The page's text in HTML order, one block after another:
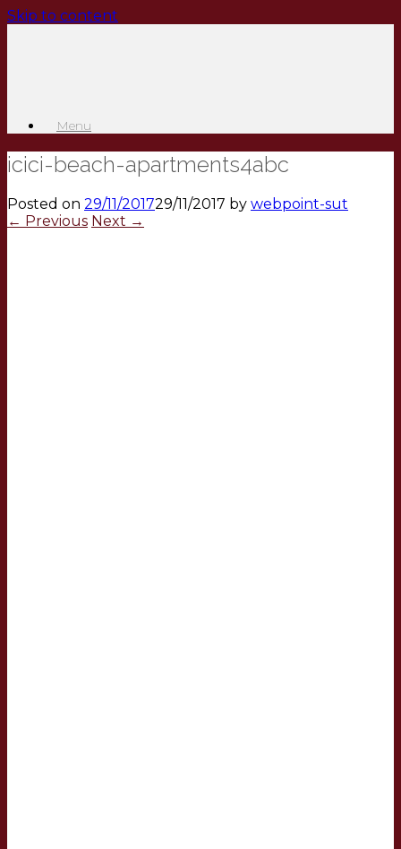
Skip to content
Menu
icici-beach-apartments4abc
Posted on 29/11/201729/11/2017 by webpoint-sut
← Previous Next →